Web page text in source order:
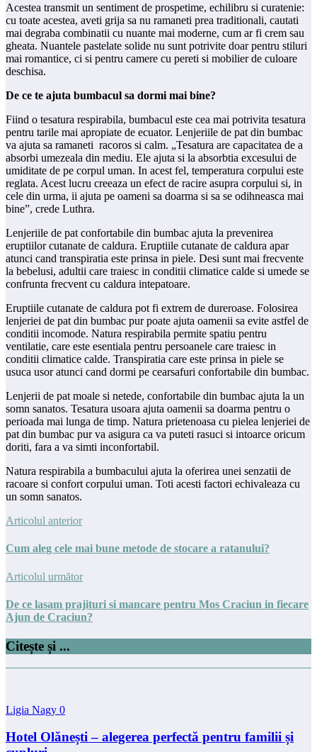
Acestea transmit un sentiment de prospetime, echilibru si curatenie:
cu toate acestea, aveti grija sa nu ramaneti prea traditionali, cautati
mai degraba combinatii cu nuante mai moderne, cum ar fi crem sau
gheata. Nuantele pastelate solide nu sunt potrivite doar pentru stiluri
mai romantice, ci si pentru camere cu pereti si mobilier de culoare
deschisa.
De ce te ajuta bumbacul sa dormi mai bine?
Fiind o tesatura respirabila, bumbacul este cea mai potrivita tesatura
pentru tarile mai apropiate de ecuator. Lenjeriile de pat din bumbac
va ajuta sa ramaneti racoros si calm. „Tesatura are capacitatea de a
absorbi umezeala din mediu. Ele ajuta si la absorbtia excesului de
umiditate de pe corpul uman. In acest fel, temperatura corpului este
reglata. Acest lucru creeaza un efect de racire asupra corpului si, in
cele din urma, ii ajuta pe oameni sa doarma si sa se odihneasca mai
bine”, crede Luthra.
Lenjeriile de pat confortabile din bumbac ajuta la prevenirea
eruptiilor cutanate de caldura. Eruptiile cutanate de caldura apar
atunci cand transpiratia este prinsa in piele. Desi sunt mai frecvente
la bebelusi, adultii care traiesc in conditii climatice calde si umede se
confrunta frecvent cu caldura intepatoare.
Eruptiile cutanate de caldura pot fi extrem de dureroase. Folosirea
lenjeriei de pat din bumbac pur poate ajuta oamenii sa evite astfel de
conditii incomode. Natura respirabila permite spatiu pentru
ventilatie, care este esentiala pentru persoanele care traiesc in
conditii climatice calde. Transpiratia care este prinsa in piele se
usuca usor atunci cand dormi pe cearsafuri confortabile din bumbac.
Lenjerii de pat moale si netede, confortabile din bumbac ajuta la un
somn sanatos. Tesatura usoara ajuta oamenii sa doarma pentru o
perioada mai lunga de timp. Natura prietenoasa cu pielea lenjeriei de
pat din bumbac pur va asigura ca va puteti rasuci si intoarce oricum
doriti, fara a va simti inconfortabil.
Natura respirabila a bumbacului ajuta la oferirea unei senzatii de
racoare si confort corpului uman. Toti acesti factori echivaleaza cu
un somn sanatos.
Articolul anterior
Cum aleg cele mai bune metode de stocare a ratanului?
Articolul următor
De ce lasam prajituri si mancare pentru Mos Craciun in fiecare
Ajun de Craciun?
Citește și ...
Ligia Nagy 0
Hotel Olănești – alegerea perfectă pentru familii și